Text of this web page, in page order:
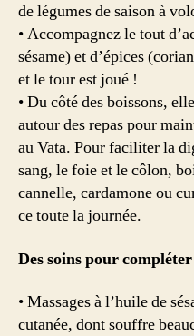
de légumes de saison à
• Accompagnez le tout
sésame) et d’épices
et le tour est joué !
• Du côté des boissons,
autour des repas pour
au Vata. Pour faciliter la
sang, le foie et le côlon,
cannelle, cardamone ou
ce toute la journée.
Des soins pour
• Massages à l’huile de
cutanée, dont souffre